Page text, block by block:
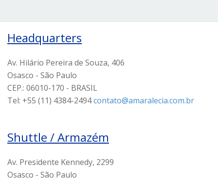
Headquarters
Av. Hilário Pereira de Souza, 406
Osasco - São Paulo
CEP.: 06010-170 - BRASIL
Tel: +55 (11) 4384-2494contato@amaralecia.com.br
Shuttle / Armazém
Av. Presidente Kennedy, 2299
Osasco - São Paulo